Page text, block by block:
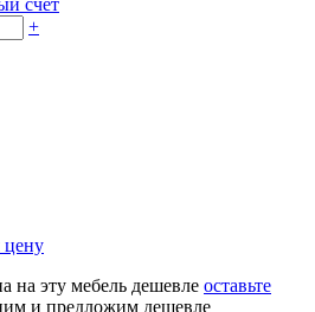
счет
+
на эту мебель дешевле оставьте
и предложим дешевле